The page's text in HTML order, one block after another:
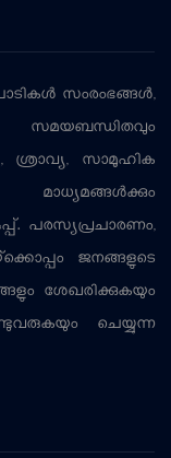
സംരംഭങ്ങള്‍,
സമയബന്ധിതവും
ശ്രാവ്യ, സാമൂഹിക
പരസ്യപ്രചാരണം,
ജനങ്ങളുടെ
ശേഖരിക്കുകയും
ചെയ്യുന്ന